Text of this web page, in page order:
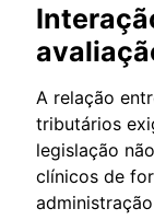
A relação
tributários
legislação
clínicos de